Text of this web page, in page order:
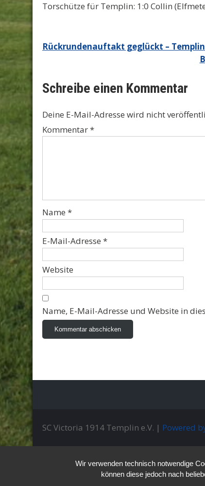
Torschütze für Templin: 1:0 Collin
Beitragsnavigation
Rückrundenauftakt geglückt –
Schreibe einen Kommentar
Deine E-Mail-Adresse wird nicht
Kommentar*
Name *
E-Mail-Adresse *
Website
Name, E-Mail-Adresse und Website in
SC Victoria 1914 Templin e.V. | Powered
Wir verwenden technisch notwendige
können diese jedoch nach